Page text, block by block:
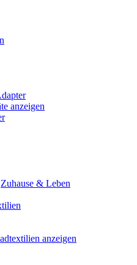
anzeigen
Zuhause & Leben
anzeigen